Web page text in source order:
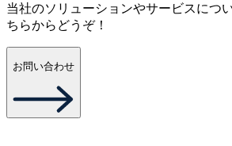
当社のソリューションやサービスにつ
ちらからどうぞ！
お問い合わせ